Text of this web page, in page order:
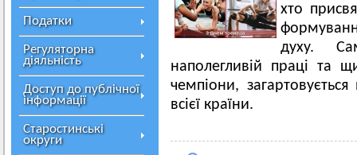
Податки
Регуляторна
діяльність
Доступ до публічної
інформації
Старостинські
округи
хто
духу.
наполегливій праці та
чемпіони,
всієї країни.